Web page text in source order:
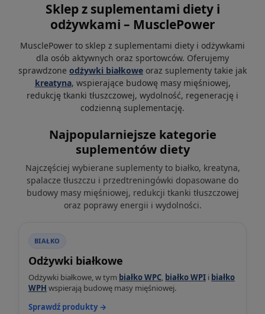
Sklep z suplementami diety i
odżywkami – MusclePower
MusclePower to sklep z suplementami diety i odżywkami
dla osób aktywnych oraz sportowców. Oferujemy
sprawdzone odżywki białkowe oraz suplementy takie jak
kreatyna, wspierające budowę masy mięśniowej,
redukcję tkanki tłuszczowej, wydolność, regenerację i
codzienną suplementację.
Najpopularniejsze kategorie
suplementów diety
Najczęściej wybierane suplementy to białko, kreatyna,
spalacze tłuszczu i przedtreningówki dopasowane do
budowy masy mięśniowej, redukcji tkanki tłuszczowej
oraz poprawy energii i wydolności.
BIAŁKO
Odżywki białkowe
Odżywki białkowe, w tym białko WPC, białko WPI i białko
WPH wspierają budowę masy mięśniowej.
Sprawdź produkty →